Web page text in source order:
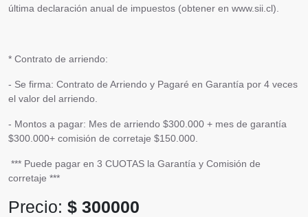
última declaración anual de impuestos (obtener en www.sii.cl).
* Contrato de arriendo:
- Se firma: Contrato de Arriendo y Pagaré en Garantía por 4 veces
el valor del arriendo.
- Montos a pagar: Mes de arriendo $300.000 + mes de garantía
$300.000+ comisión de corretaje $150.000.
*** Puede pagar en 3 CUOTAS la Garantía y Comisión de
corretaje ***
Precio: $ 300000